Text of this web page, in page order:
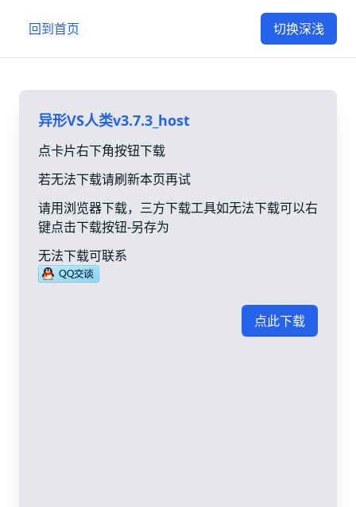
回到首页 切换深浅
异形VS人类v3.7.3_host
点卡片右下角按钮下载
若无法下载请刷新本页再试
请用浏览器下载，三方下载工具如无法下载可以右
键点击下载按钮-另存为
无法下载可联系
点此下载